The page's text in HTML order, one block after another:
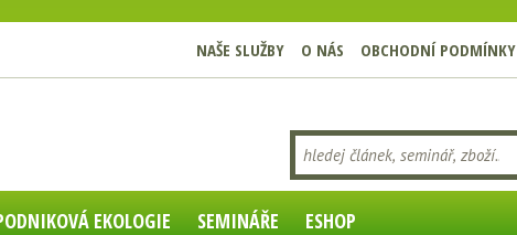
NAŠE SLUŽBY O NÁS OBCHODNÍ PODMÍNKY
EKOLOGIE SEMINÁŘE ESHOP